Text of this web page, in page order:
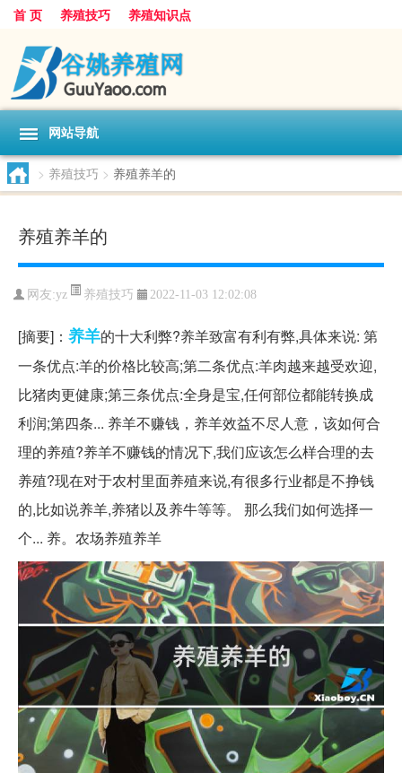
首 页 养殖技巧 养殖知识点
网站导航
> 养殖技巧 > 养殖养羊的
养殖养羊的
网友:yz 养殖技巧 2022-11-03 12:02:08
[摘要]： 养羊的十大利弊?养羊致富有利有弊,具体来说: 第
一条优点:羊的价格比较高;第二条优点:羊肉越来越受欢迎,
比猪肉更健康;第三条优点:全身是宝,任何部位都能转换成
利润;第四条... 养羊不赚钱，养羊效益不尽人意，该如何合
理的养殖?养羊不赚钱的情况下,我们应该怎么样合理的去
养殖?现在对于农村里面养殖来说,有很多行业都是不挣钱
的,比如说养羊,养猪以及养牛等等。 那么我们如何选择一
个... 养。农场养殖养羊